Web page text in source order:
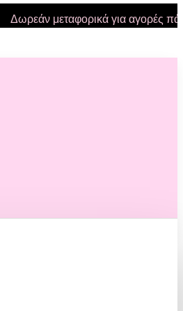
μεταφορικά για αγορές πάνω